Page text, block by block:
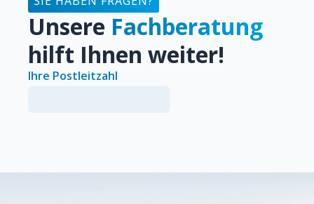
Unsere Fachberatung
hilft Ihnen weiter!
Ihre Postleitzahl